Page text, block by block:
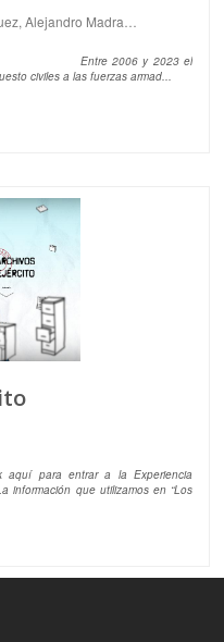
autores de Intersecta y MUCD
Entre 2006 y 2023 el
civiles a las fuerzas armad...
para entrar a la Experiencia
que utilizamos en “Los